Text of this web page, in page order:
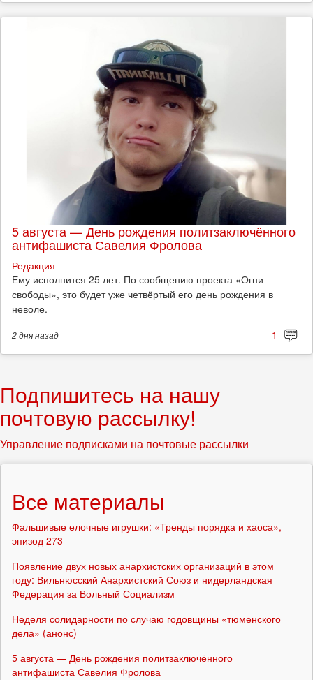
5 августа — День рождения политзаключённого
антифашиста Савелия Фролова
Редакция
Ему исполнится 25 лет. По сообщению проекта «Огни
свободы», это будет уже четвёртый его день рождения в
неволе.
2 дняназад 1
Подпишитесь на нашу
почтовую рассылку!
Управление подписками на почтовые рассылки
Все материалы
Фальшивые елочные игрушки: «Тренды порядка и хаоса»,
эпизод 273
Появление двух новых анархистских организаций в этом
году: Вильнюсский Анархистский Союз и нидерландская
Федерация за Вольный Социализм
Неделя солидарности по случаю годовщины «тюменского
дела» (анонс)
5 августа — День рождения политзаключённого
антифашиста Савелия Фролова